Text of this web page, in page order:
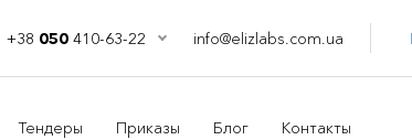
+38 050 410-63-22 info@elizlabs.com.ua
Тендеры Приказы Блог Контакты